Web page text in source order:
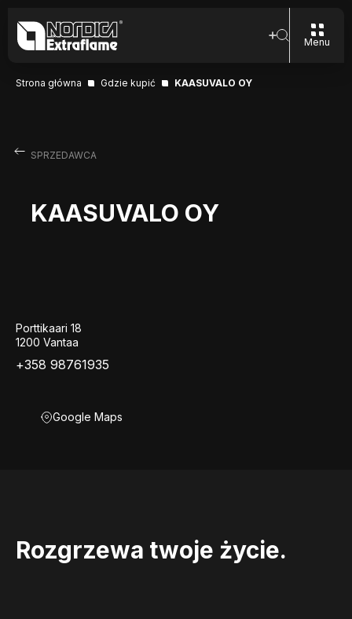
Menu
Strona główna Gdzie kupić KAASUVALO OY
SPRZEDAWCA
KAASUVALO OY
Porttikaari 18
1200 Vantaa
+358 98761935
Google Maps
Rozgrzewa twoje życie.